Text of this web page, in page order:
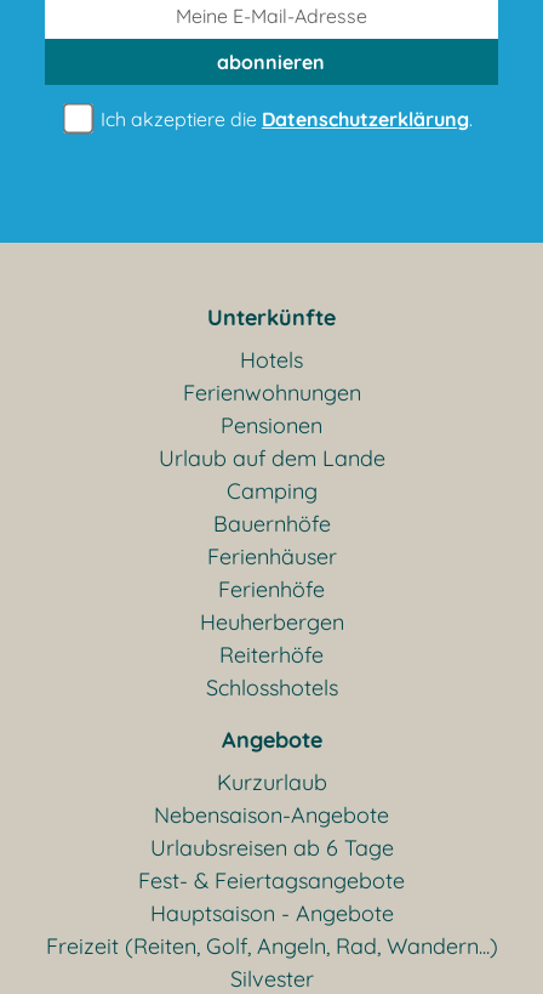
abonnieren
Ich akzeptiere die Datenschutzerklärung.
Unterkünfte
Hotels
Ferienwohnungen
Pensionen
Urlaub auf dem Lande
Camping
Bauernhöfe
Ferienhäuser
Ferienhöfe
Heuherbergen
Reiterhöfe
Schlosshotels
Angebote
Kurzurlaub
Nebensaison-Angebote
Urlaubsreisen ab 6 Tage
Fest- & Feiertagsangebote
Hauptsaison - Angebote
Freizeit (Reiten, Golf, Angeln, Rad, Wandern...)
Silvester